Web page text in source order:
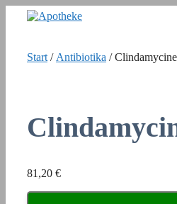
Inhalt
Start / Antibiotika /
81,20 €